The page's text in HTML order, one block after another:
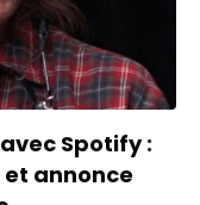
Spotify :
annonce